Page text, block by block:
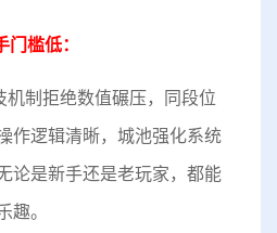
槛低：
机制拒绝数值碾压，同段位
作逻辑清晰，城池强化系统
论是新手还是老玩家，都能
。